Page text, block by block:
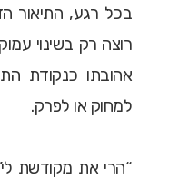
בכל רגע, התיאור
רוצה רק בשינוי
אהובתו כנקודת
למחוק או לפרק.
“הרי את מקודשת